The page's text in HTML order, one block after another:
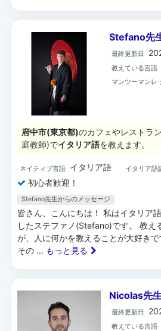
Stefano先
最終更新日
教えている言語
マンツーマンレ
府中市(東京都)のカフェやレストラ
庭教師)でイタリア語を教えます。
ネイティブ言語 イタリア語 イタリア語
初心者歓迎！
Stefano先生からのメッセージ
皆さん、こんにちは！ 私はイタリア
したステファノ(Stefano)です。 教え
が、人に何かを教えることが大好き
その ... もっと見る
Nicolas先
最終更新日
教えている言語